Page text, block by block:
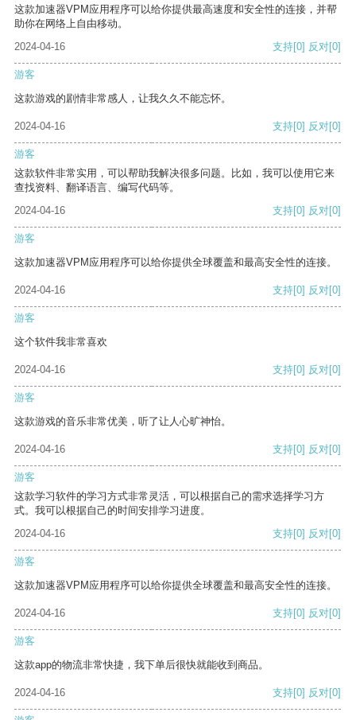
这款加速器VPM应用程序可以给你提供最高速度和安全性的连接，并帮
助你在网络上自由移动。
2024-04-16
支持[0] 反对[0]
游客
这款游戏的剧情非常感人，让我久久不能忘怀。
2024-04-16 支持[0] 反对[0]
游客
这款软件非常实用，可以帮助我解决很多问题。比如，我可以使用它来
查找资料、翻译语言、编写代码等。
2024-04-16
支持[0] 反对[0]
游客
这款加速器VPM应用程序可以给你提供全球覆盖和最高安全性的连接。
2024-04-16 支持[0] 反对[0]
游客
这个软件我非常喜欢
2024-04-16 支持[0] 反对[0]
游客
这款游戏的音乐非常优美，听了让人心旷神怡。
2024-04-16 支持[0] 反对[0]
游客
这款学习软件的学习方式非常灵活，可以根据自己的需求选择学习方
式。我可以根据自己的时间安排学习进度。
2024-04-16
支持[0] 反对[0]
游客
这款加速器VPM应用程序可以给你提供全球覆盖和最高安全性的连接。
2024-04-16 支持[0] 反对[0]
游客
这款app的物流非常快捷，我下单后很快就能收到商品。
2024-04-16 支持[0] 反对[0]